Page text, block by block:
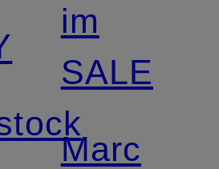
im
SALE
Marc